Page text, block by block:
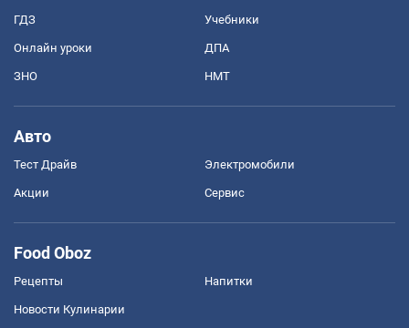
ГДЗ Учебники
Онлайн уроки ДПА
ЗНО НМТ
Авто
Тест Драйв Электромобили
Акции Сервис
Food Oboz
Рецепты Напитки
Новости Кулинарии